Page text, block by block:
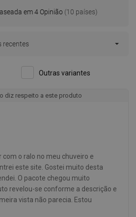
em 4 Opinião (10 países)
Outras variantes
recentes
diz respeito a este produto
com o ralo no meu chuveiro e
este site. Gostei muito desta
O pacote chegou muito
revelou-se conforme a descrição e
vista não parecia. Estou